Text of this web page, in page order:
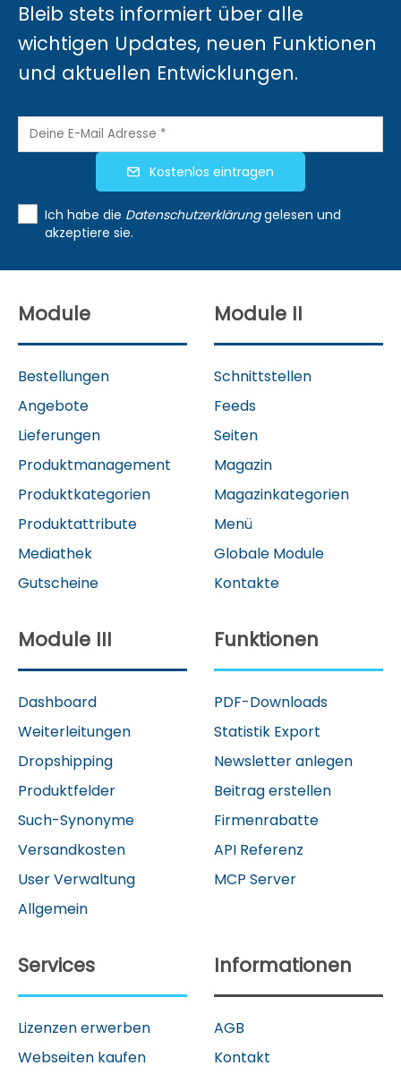
Bleib stets informiert über alle
wichtigen Updates, neuen Funktionen
und aktuellen Entwicklungen.
Kostenlos eintragen
Ich habe die Datenschutzerklärung gelesen und
akzeptiere sie.
Module
Bestellungen
Angebote
Lieferungen
Produktmanagement
Produktkategorien
Produktattribute
Mediathek
Gutscheine
Module II
Schnittstellen
Feeds
Seiten
Magazin
Magazinkategorien
Menü
Globale Module
Kontakte
Module III
Dashboard
Weiterleitungen
Dropshipping
Produktfelder
Such-Synonyme
Versandkosten
User Verwaltung
Allgemein
Funktionen
PDF-Downloads
Statistik Export
Newsletter anlegen
Beitrag erstellen
Firmenrabatte
API Referenz
MCP Server
Services
Lizenzen erwerben
Webseiten kaufen
Informationen
AGB
Kontakt